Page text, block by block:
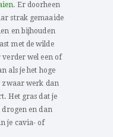
. Er doorheen
strak gemaaide
en bijhouden
met de wilde
verder wel een of
als je het hoge
zwaar werk dan
Het gras dat je
drogen en dan
je cavia- of